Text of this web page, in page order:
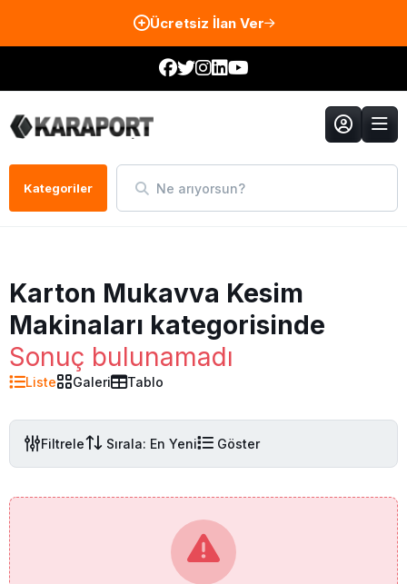
Ücretsiz İlan Ver
Kategoriler Ne arıyorsun?
Karton Mukavva Kesim
Makinaları kategorisinde
Sonuç bulunamadı
Liste Galeri Tablo
Filtrele Sırala: En Yeni Göster